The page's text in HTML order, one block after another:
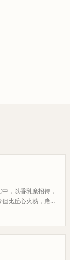
，以香乳糜招待，
比丘心火熱，應以